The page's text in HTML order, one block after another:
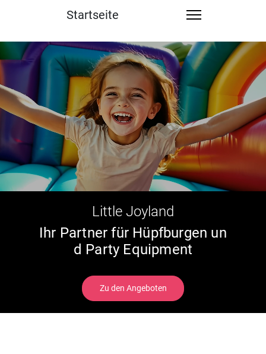
Startseite
Little Joyland
Ihr Partner für Hüpfburgen un
d Party Equipment
Zu den Angeboten